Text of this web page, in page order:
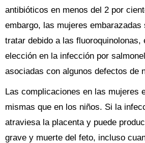
antibióticos en menos del 2 por
embargo, las mujeres
tratar debido a las fluoroquinolonas,
elección en la infección por
asociadas con algunos defectos de
Las complicaciones en las mujeres
mismas que en los niños. Si la
atraviesa la placenta y puede
grave y muerte del feto, incluso